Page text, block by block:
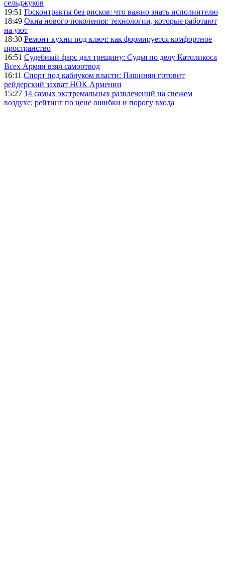
сельджуков
19:51 Госконтракты без рисков: что важно знать исполнителю
18:49 Окна нового поколения: технологии, которые работают
на уют
18:30 Ремонт кухни под ключ: как формируется комфортное
пространство
16:51 Судебный фарс дал трещину: Судья по делу Католикоса
Всех Армян взял самоотвод
16:11 Спорт под каблуком власти: Пашинян готовит
рейдерский захват НОК Армении
15:27 14 самых экстремальных развлечений на свежем
воздухе: рейтинг по цене ошибки и порогу входа